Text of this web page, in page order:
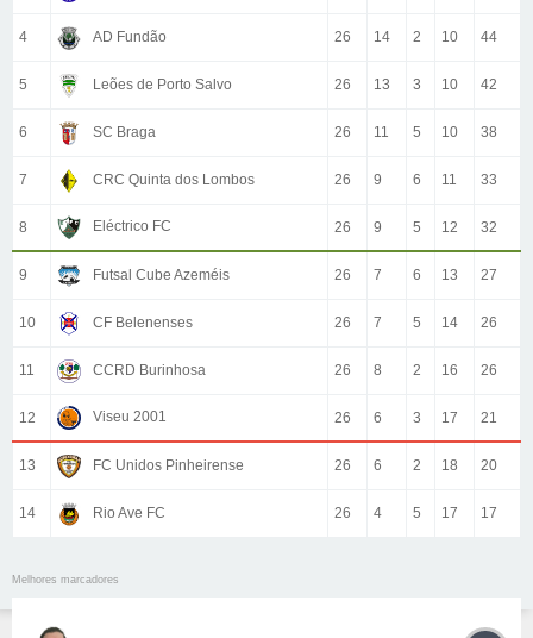
4 AD Fundão 26 14 2 10 44
5 Leões de Porto Salvo 26 13 3 10 42
6 SC Braga 26 11 5 10 38
7 CRC Quinta dos Lombos 26 9 6 11 33
8 Eléctrico FC 26 9 5 12 32
9 Futsal Cube Azeméis 26 7 6 13 27
10 CF Belenenses 26 7 5 14 26
11 CCRD Burinhosa 26 8 2 16 26
12 Viseu 2001 26 6 3 17 21
13 FC Unidos Pinheirense 26 6 2 18 20
14 Rio Ave FC 26 4 5 17 17
Melhores marcadores